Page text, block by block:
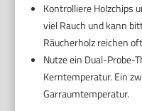
Kontrolliere Holzchips
viel Rauch und kann
Räucherholz reichen
Nutze ein Dual-Probe-
Kerntemperatur. Ein
Garraumtemperatur.